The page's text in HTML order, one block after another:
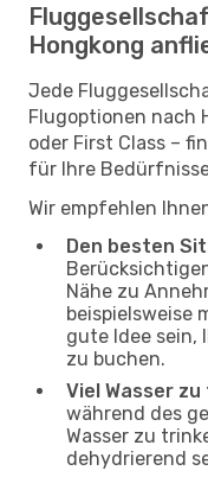
Hongkong
Jede
Flugoptionen nach
oder First Class –
für Ihre
Wir empfehlen
Den besten
Nähe zu
beispielsweise
gute Idee sein,
zu buchen.
Viel Wasser
während des
Wasser zu
dehydrierend